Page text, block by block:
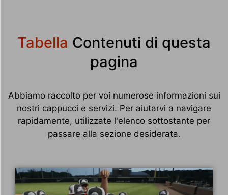
Tabella Contenuti di questa
pagina
Abbiamo raccolto per voi numerose informazioni sui
nostri cappucci e servizi. Per aiutarvi a navigare
rapidamente, utilizzate l'elenco sottostante per
passare alla sezione desiderata.